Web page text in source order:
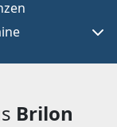
Brilon